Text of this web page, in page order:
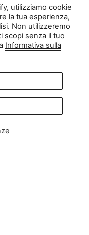
utilizziamo cookie
la tua esperienza,
Non utilizzeremo
scopi senza il tuo
Informativa sulla
o di partnership: